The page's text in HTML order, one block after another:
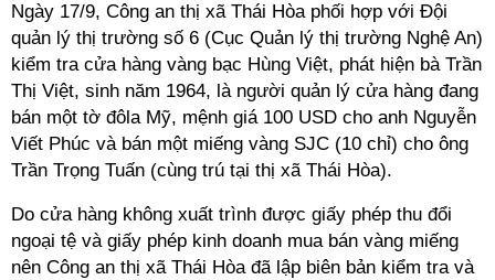
Ngày 17/9, Công an thị xã Thái Hòa phối hợp với Đội
quản lý thị trường số 6 (Cục Quản lý thị trường Nghệ An)
kiểm tra cửa hàng vàng bạc Hùng Việt, phát hiện bà Trần
Thị Việt, sinh năm 1964, là người quản lý cửa hàng đang
bán một tờ đôla Mỹ, mệnh giá 100 USD cho anh Nguyễn
Viết Phúc và bán một miếng vàng SJC (10 chỉ) cho ông
Trần Trọng Tuấn (cùng trú tại thị xã Thái Hòa).
Do cửa hàng không xuất trình được giấy phép thu đổi
ngoại tệ và giấy phép kinh doanh mua bán vàng miếng
nên Công an thị xã Thái Hòa đã lập biên bản kiểm tra và